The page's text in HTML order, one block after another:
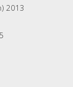
2013